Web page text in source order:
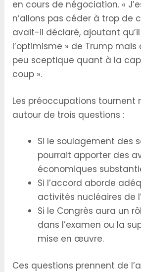
en cours de négociation. «
n’allons pas céder à trop de
avait-il déclaré, ajoutant
l’optimisme » de Trump mais
peu sceptique quant à la
coup ».
Les préoccupations tournent
autour de trois questions :
Si le soulagement des
pourrait apporter des
économiques
Si l’accord aborde
activités nucléaires de
Si le Congrès aura un
dans l’examen ou la
mise en œuvre.
Ces questions prennent de